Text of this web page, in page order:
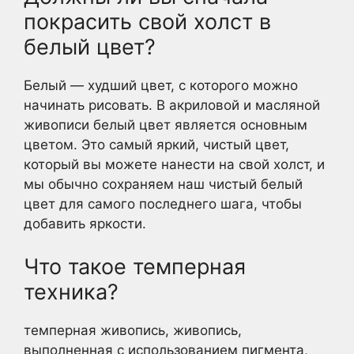
покрасить свой холст в
белый цвет?
Белый — худший цвет, с которого можно
начинать рисовать. В акриловой и масляной
живописи белый цвет является основным
цветом. Это самый яркий, чистый цвет,
который вы можете нанести на свой холст, и
мы обычно сохраняем наш чистый белый
цвет для самого последнего шага, чтобы
добавить яркости.
Что такое темперная
техника?
темперная живопись, живопись,
выполненная с использованием пигмента,